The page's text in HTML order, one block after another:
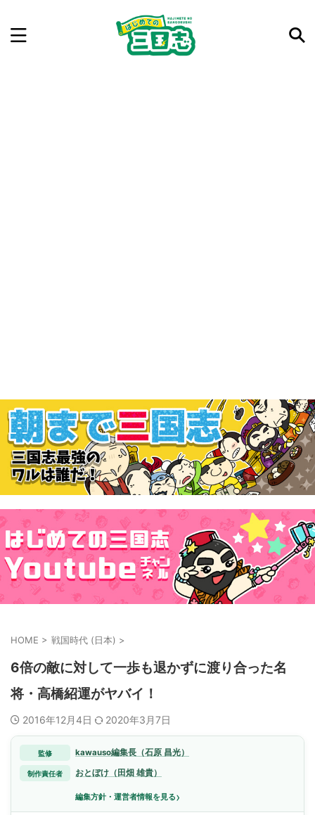
HOME > 戦国時代 (日本) >
6倍の敵に対して一歩も退かずに渡り合った名
将・高橋紹運がヤバイ！
2016年12月4日 2020年3月7日
監修 kawauso編集長（石原 昌光）
制作責任者 おとぼけ（田畑 雄貴）
編集方針・運営者情報を見る›